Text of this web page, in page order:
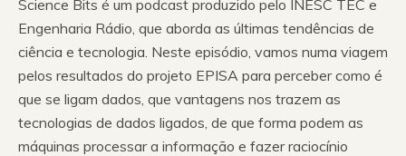
Science Bits é um podcast produzido pelo INESC TEC e
Engenharia Rádio, que aborda as últimas tendências de
ciência e tecnologia. Neste episódio, vamos numa viagem
pelos resultados do projeto EPISA para perceber como é
que se ligam dados, que vantagens nos trazem as
tecnologias de dados ligados, de que forma podem as
máquinas processar a informação e fazer raciocínio